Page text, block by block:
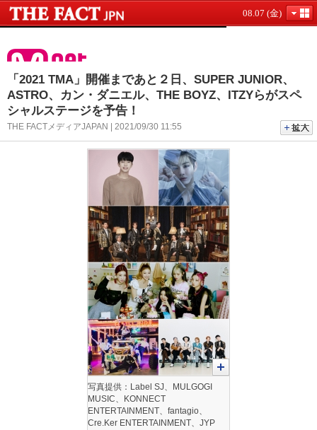
08.07 (金)
「2021 TMA」開催まであと２日、SUPER JUNIOR、
ASTRO、カン・ダニエル、THE BOYZ、ITZYらがスペ
シャルステージを予告！
THE FACTメディアJAPAN | 2021/09/30 11:55
写真提供：Label SJ、MULGOGI
MUSIC、KONNECT
ENTERTAINMENT、fantagio、
Cre.Ker ENTERTAINMENT、JYP